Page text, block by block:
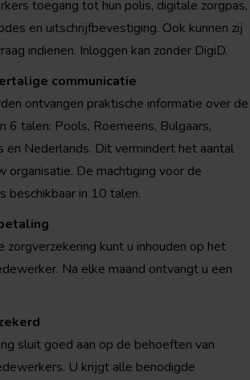
toegang tot hun polis, digitale zorgpas,
en uitschrijfbevestiging. Ook kunnen zij
indienen. Inloggen kan zonder DigiD.
communicatie
ontvangen praktische informatie over de
6 talen: Pools, Roemeens, Bulgaars,
en Nederlands. Dit vermindert het aantal
organisatie. De machtiging voor de
beschikbaar in 10 talen.
zorgverzekering kunt u inhouden op het
Na elke maand ontvangt u een
sluit goed aan op de behoeften van
U krijgt alle benodigde